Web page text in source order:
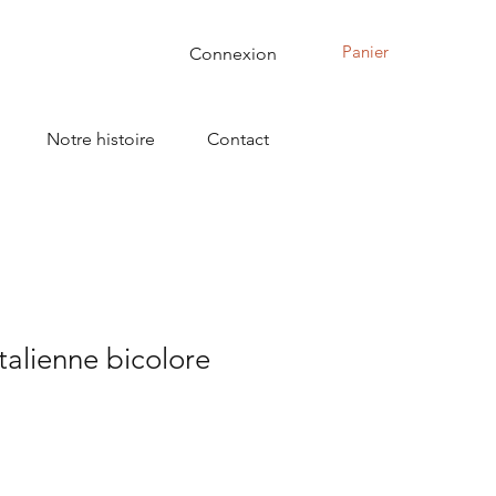
Panier
Connexion
Notre histoire Contact
bicolore